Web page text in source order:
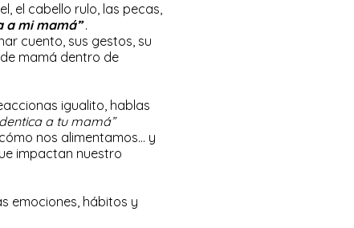
el cabello rulo, las pecas,
a mi mamá”.
cuento, sus gestos, su
mamá dentro de
igualito, hablas
a tu mamá”
nos alimentamos… y
impactan nuestro
emociones, hábitos y